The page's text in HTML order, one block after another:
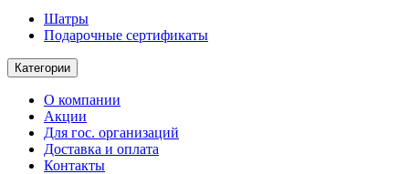
Шатры
Подарочные сертификаты
Категории
О компании
Акции
Для гос. организаций
Доставка и оплата
Контакты